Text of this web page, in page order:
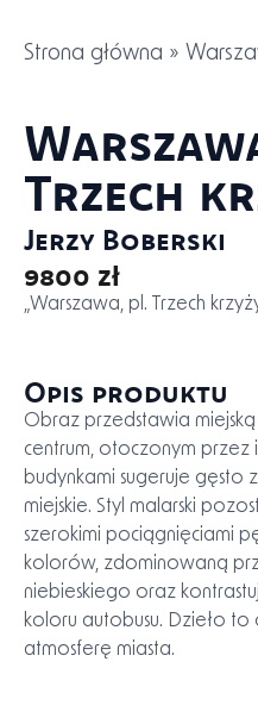
Strona główna
Trzech
9800 zł
„Warszawa, pl. Trzech
Opis produktu
Obraz przedstawia miejską
centrum, otoczonym przez
budynkami sugeruje gęsto
miejskie. Styl malarski
szerokimi pociągnięciami